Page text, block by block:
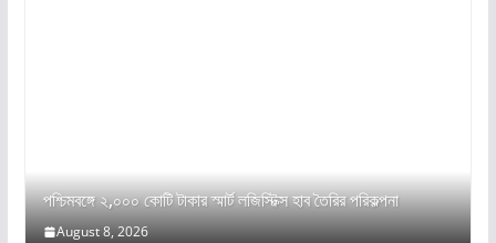
পশ্চিমবঙ্গে ২,০০০ কোটি টাকার স্মার্ট লজিস্টিক্স হাব তৈরির পরিকল্পনা
August 8, 2026